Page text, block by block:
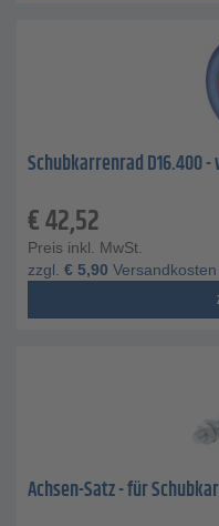
Schubkarrenrad D16.400 -
€42,52
Preis inkl. MwSt.
zzgl. € 5,90 Versandkosten
Achsen-Satz - für